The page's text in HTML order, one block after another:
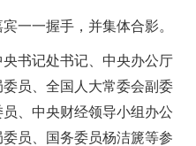
一一握手，并集体合影。
书记处书记、中央办公厅
员、全国人大常委会副委
、中央财经领导小组办公
员、国务委员杨洁篪等参